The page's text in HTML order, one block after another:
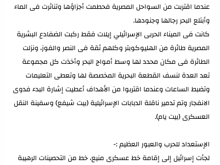
عندما اقتربت من السواحل المصرية فحطمت أجزاؤها وتناثرت فى الماء
وأبتلع البحر رجالها وجنودها.
كانت فى الميناء الحربى الإسرائيلي إيلات فقط ركبت الضفادع البشرية
المصرية طائرة من الهليوكوبتر وكلهم ثقة فى النصر والفوز، ونزلت
الطائرة فى مكان محدد لها وسط أمواج البحر وأخذت كل مجموعة
تعد العدة لنسف القطعة البحرية المخصصة لها وتعطى التعليمات
وتضبط الساعات وعندما اقتربوا من الأهداف أعطيت إشارة البدء فدوى
الانفجار وتم تدمير ناقلة الدبابات الإسرائيلية (بيت شيفع) وسفينة النقل
العسكرى (بيت يام).
الإستعداد للحرب والعبور العظيم :-
لجأت إسرائيل إلى إقامة خط عسكرى منيع، خط من التحصينات الرهيبة